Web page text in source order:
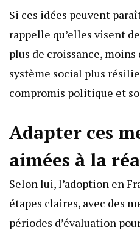
Si ces idées peuvent
rappelle qu’elles visent
plus de croissance,
système social plus
compromis politique et
Adapter ces
aimées à la
Selon lui, l’adoption en
étapes claires, avec des
périodes d’évaluation